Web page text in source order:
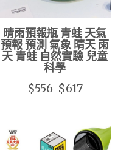
晴雨預報瓶 青蛙 天氣
預報 預測 氣象 晴天 雨
天 青蛙 自然實驗 兒童
科學
$556-$617